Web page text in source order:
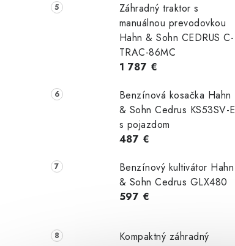
Záhradný traktor s
manuálnou prevodovkou
Hahn & Sohn CEDRUS C-
TRAC-86MC
1 787 €
Benzínová kosačka Hahn
& Sohn Cedrus KS53SV-E
s pojazdom
487 €
Benzínový kultivátor Hahn
& Sohn Cedrus GLX480
597 €
Kompaktný záhradný